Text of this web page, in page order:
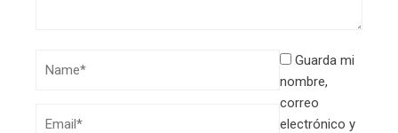
Guarda mi
nombre,
correo
electrónico y